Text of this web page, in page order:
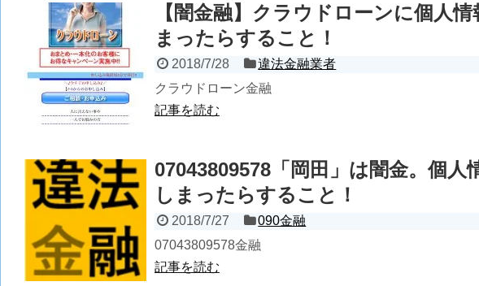
【闇金融】クラウドローンに個人
まったらすること！
2018/7/28
違法金融業者
クラウドローン金融
記事を読む
07043809578「岡田」は闇金。個人
しまったらすること！
2018/7/27
090金融
07043809578金融
記事を読む